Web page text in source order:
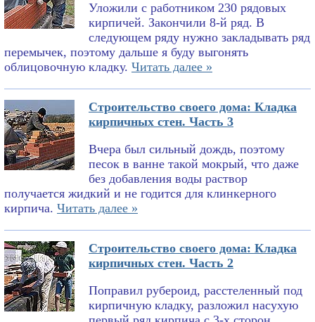
Уложили с работником 230 рядовых
кирпичей. Закончили 8-й ряд. В
следующем ряду нужно закладывать ряд
перемычек, поэтому дальше я буду выгонять
облицовочную кладку. Читать далее »
Строительство своего дома: Кладка
кирпичных стен. Часть 3
Вчера был сильный дождь, поэтому
песок в ванне такой мокрый, что даже
без добавления воды раствор
получается жидкий и не годится для клинкерного
кирпича. Читать далее »
Строительство своего дома: Кладка
кирпичных стен. Часть 2
Поправил рубероид, расстеленный под
кирпичную кладку, разложил насухую